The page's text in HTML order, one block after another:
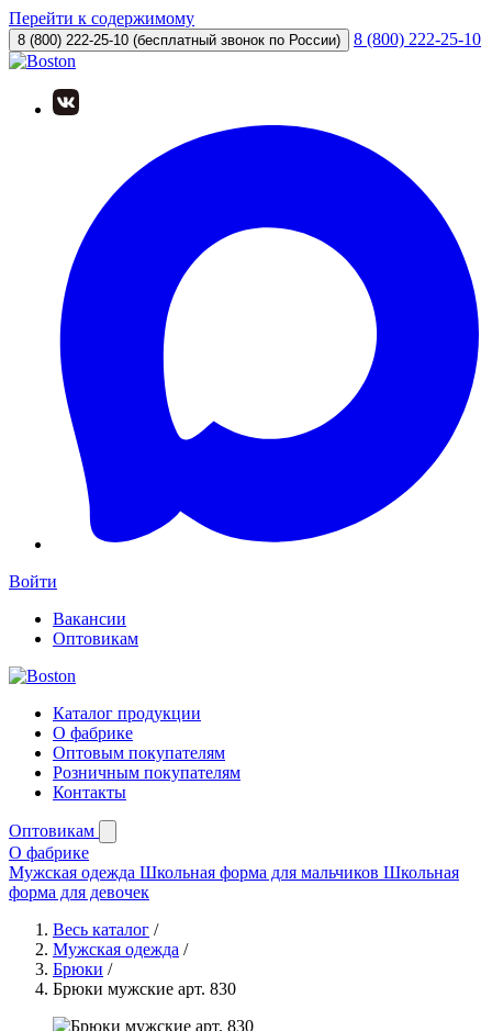
Перейти к содержимому
8 (800) 222-25-10 (бесплатный звонок по России) 8 (800) 222-25-10
Войти
Вакансии
Оптовикам
Каталог продукции
О фабрике
Оптовым покупателям
Розничным покупателям
Контакты
Оптовикам
О фабрике
Мужская одежда Школьная форма для мальчиков Школьная
форма для девочек
Весь каталог /
Мужская одежда /
Брюки /
Брюки мужские арт. 830